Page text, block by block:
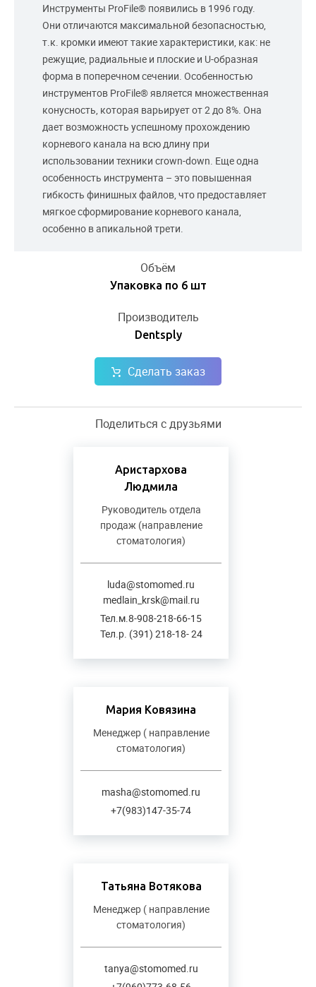
Объём
Упаковка по 6 шт
Производитель
Dentsply
Сделать заказ
Поделиться с друзьями
Аристархова
Людмила
Руководитель отдела
продаж (направление
стоматология)
luda@stomomed.ru
medlain_krsk@mail.ru
Тел.м.8-908-218-66-15
Тел.р. (391) 218-18- 24
Мария Ковязина
Менеджер ( направление
стоматология)
masha@stomomed.ru
+7(983)147-35-74
Татьяна Вотякова
Менеджер ( направление
стоматология)
tanya@stomomed.ru
Инструменты ProFile® появились в 1996 году.
Они отличаются максимальной безопасностью,
т.к. кромки имеют такие характеристики, как: не
режущие, радиальные и плоские и U-образная
форма в поперечном сечении. Особенностью
инструментов ProFile® является множественная
конусность, которая варьирует от 2 до 8%. Она
дает возможность успешному прохождению
корневого канала на всю длину при
использовании техники crown-down. Еще одна
особенность инструмента – это повышенная
гибкость финишных файлов, что предоставляет
мягкое сформирование корневого канала,
особенно в апикальной трети.